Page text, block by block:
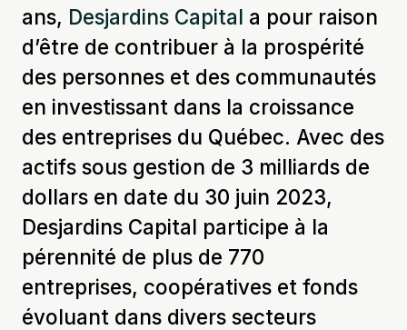
ans, Desjardins Capital a pour raison
d’être de contribuer à la prospérité
des personnes et des communautés
en investissant dans la croissance
des entreprises du Québec. Avec des
actifs sous gestion de 3 milliards de
dollars en date du 30 juin 2023,
Desjardins Capital participe à la
pérennité de plus de 770
entreprises, coopératives et fonds
évoluant dans divers secteurs